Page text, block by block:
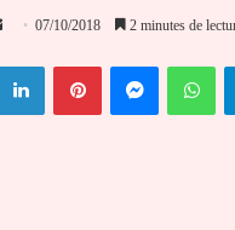
Envoyer
courriel
07/10/2018 2 minutes de
LinkedinPinterestMessenger